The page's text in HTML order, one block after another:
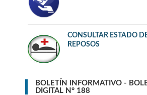
CONSULTAR ESTADO
REPOSOS
BOLETÍN INFORMATIVO -
DIGITAL N° 188